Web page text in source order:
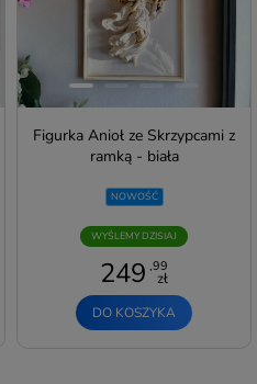
Figurka Anioł ze Skrzypcami z
ramką - biała
NOWOŚĆ
WYŚLEMY DZISIAJ
249 ,99
zł
DO KOSZYKA